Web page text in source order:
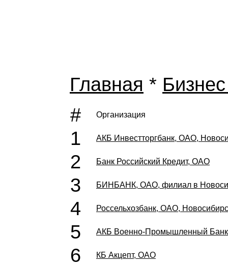
Главная *
#
Организация
1 АКБ Инвестторгбанк, ОАО,
2 Банк Российский Кредит, ОАО
3 БИНБАНК, ОАО, филиал в
4 Россельхозбанк, ОАО,
5 АКБ Военно-Промышленный
6 КБ Акцепт, ОАО